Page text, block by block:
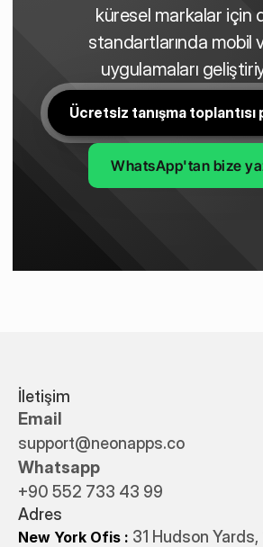
küresel markalar için
standartlarında mobil
uygulamaları
Ücretsiz tanışma toplantısı
WhatsApp'tan bize
İletişim
Email
support@neonapps.co
Whatsapp
+90 552 733 43 99
Adres
New York Ofis : 31 Hudson